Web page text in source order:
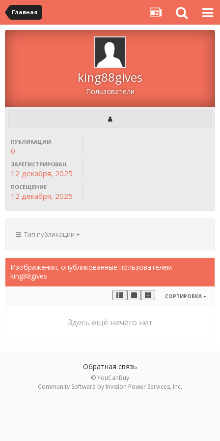
Главная
king88gives
Пользователи
ПУБЛИКАЦИИ
0
ЗАРЕГИСТРИРОВАН
12 декабря, 2025
ПОСЕЩЕНИЕ
12 декабря, 2025
Тип публикации
Изображения, опубликованные пользователем
king88gives
СОРТИРОВКА
Здесь ещё ничего нет
Обратная связь
© YouCanBuy
Community Software by Invision Power Services, Inc.